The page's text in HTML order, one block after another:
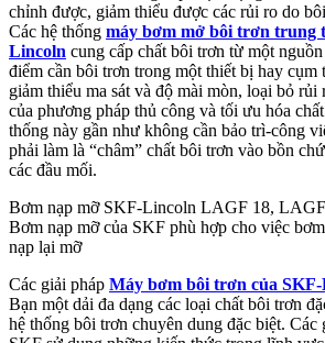
chỉnh được, giảm thiểu được các rủi ro do
Các hệ thống máy bơm mở bôi trơn trung
Lincoln cung cấp chất bôi trơn từ một
điểm cần bôi trơn trong một thiết bị hay cụm
giảm thiểu ma sát và độ mài mòn, loại bỏ rủi
của phương pháp thủ công và tối ưu hóa
thống này gần như không cần bảo trì-công
phải làm là “châm” chất bôi trơn vào bồn
các đầu mối.
Bơm nạp mỡ SKF-Lincoln LAGF 18,
Bơm nạp mỡ của SKF phù hợp cho việc
nạp lại mỡ
Các giải pháp Máy bơm bôi trơn của
Bạn một dải đa dạng các loại chất bôi trơn
hệ thống bôi trơn chuyên dung đặc biệt. Các